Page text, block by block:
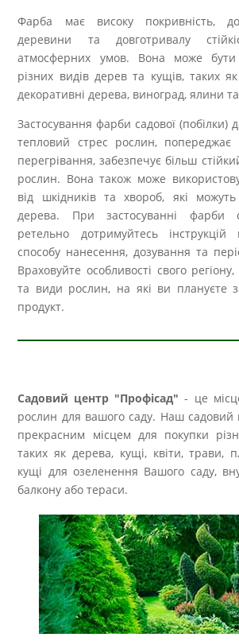
Фарба має високу покривність,
деревини та довготривалу
атмосферних умов. Вона може
різних видів дерев та кущів, таких
декоративні дерева, виноград, ялини
Застосування фарби садової (побілки)
тепловий стрес рослин, попереджає
перегрівання, забезпечує більш
рослин. Вона також може
від шкідників та хвороб, які
дерева. При застосуванні фарби
ретельно дотримуйтесь
способу нанесення, дозування та
Враховуйте особливості свого
та види рослин, на які ви плануєте
продукт.
Садовий центр "Профісад" - це
рослин для вашого саду. Наш садовий
прекрасним місцем для покупки
таких як дерева, кущі, квіти, трави,
кущі для озеленення Вашого саду,
балкону або тераси.